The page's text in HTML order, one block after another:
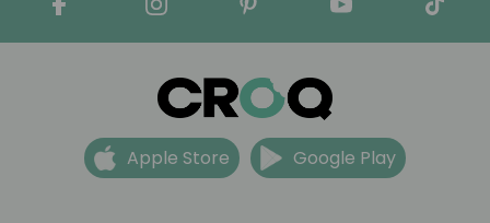
Apple Store Google Play